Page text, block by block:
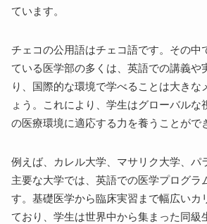
ています。
チェコの公用語はチェコ語です。その中
ている医学部の多くは、英語での講義や
り、国際的な環境で学べることは大きな
ょう。これにより、学生はグローバルな
の医療環境に適応する力を養うことがで
例えば、カレル大学、マサリク大学、パ
主要な大学では、英語での医学プログラ
す。基礎医学から臨床実習まで幅広いカ
ており、学生は世界中から集まった同級